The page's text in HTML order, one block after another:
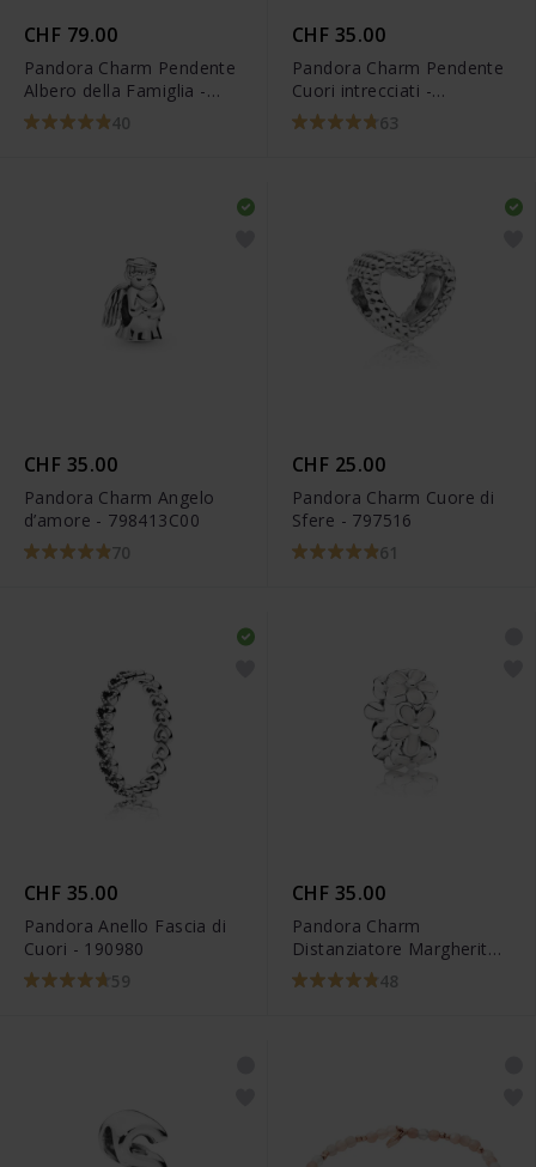
CHF 79.00
Pandora Charm Pendente
Albero della Famiglia -
791728CZ 40
CHF 35.00
Pandora Charm Pendente
Cuori intrecciati -
791242CZ 63
CHF 35.00
Pandora Charm Angelo
d’amore - 798413C00
70
CHF 25.00
Pandora Charm Cuore di
Sfere - 797516
61
CHF 35.00
Pandora Anello Fascia di
Cuori - 190980
59
CHF 35.00
Pandora Charm
Distanziatore Margherite
Delicate - 791495EN12
48